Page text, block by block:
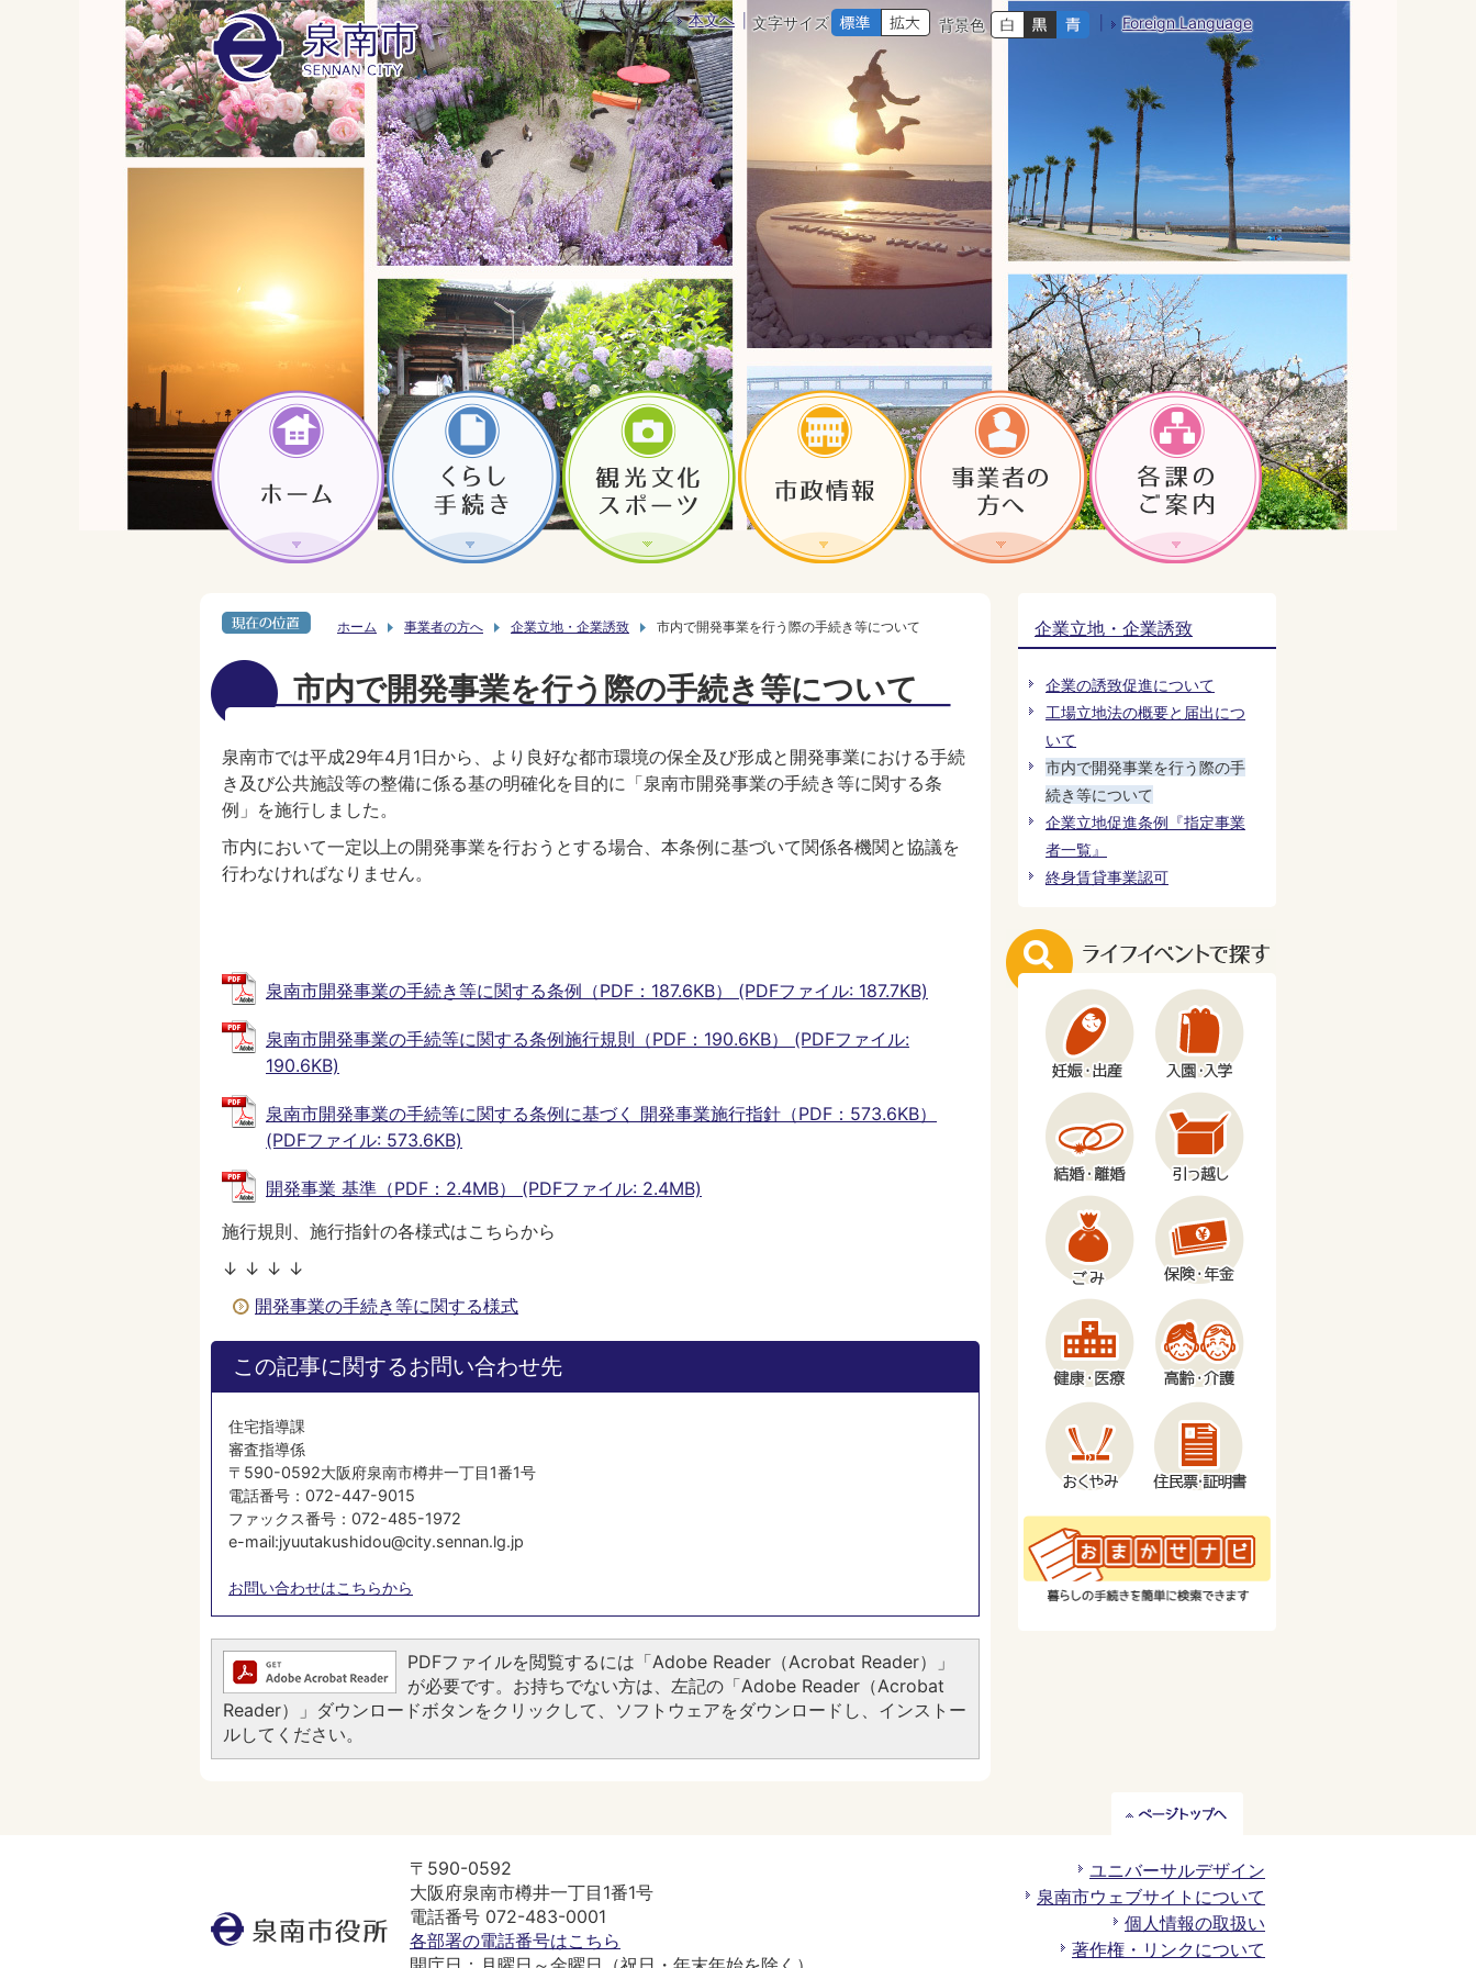
本文へ 文字サイズ 背景色 Foreign Language
ホーム 事業者の方へ 企業立地・企業誘致 市内で開発事業を行う際の手続き等について
市内で開発事業を行う際の手続き等について
泉南市では平成29年4月1日から、より良好な都市環境の保全及び形成と開発事業における手続
き及び公共施設等の整備に係る基の明確化を目的に「泉南市開発事業の手続き等に関する条
例」を施行しました。
市内において一定以上の開発事業を行おうとする場合、本条例に基づいて関係各機関と協議を
行わなければなりません。
泉南市開発事業の手続き等に関する条例（PDF：187.6KB） (PDFファイル: 187.7KB)
泉南市開発事業の手続等に関する条例施行規則（PDF：190.6KB） (PDFファイル:
190.6KB)
泉南市開発事業の手続等に関する条例に基づく 開発事業施行指針（PDF：573.6KB）
(PDFファイル: 573.6KB)
開発事業 基準（PDF：2.4MB） (PDFファイル: 2.4MB)
施行規則、施行指針の各様式はこちらから
↓ ↓ ↓ ↓
開発事業の手続き等に関する様式
この記事に関するお問い合わせ先
住宅指導課
審査指導係
〒590-0592大阪府泉南市樽井一丁目1番1号
電話番号：072-447-9015
ファックス番号：072-485-1972
e-mail:jyuutakushidou@city.sennan.lg.jp​​​​​​​
お問い合わせはこちらから
PDFファイルを閲覧するには「Adobe Reader（Acrobat Reader）」
が必要です。お持ちでない方は、左記の「Adobe Reader（Acrobat
Reader）」ダウンロードボタンをクリックして、ソフトウェアをダウンロードし、インストー
ルしてください。
企業立地・企業誘致
企業の誘致促進について
工場立地法の概要と届出につ
いて
市内で開発事業を行う際の手
続き等について
企業立地促進条例『指定事業
者一覧』
終身賃貸事業認可
ト
ッ
プ
へ
泉
南
〒590-0592
大阪府泉南市樽井一丁目1番1号
電話番号 072-483-0001
各部署の電話番号はこちら
ユニバーサルデザイン
泉南市ウェブサイトについて
個人情報の取扱い
著作権・リンクについて